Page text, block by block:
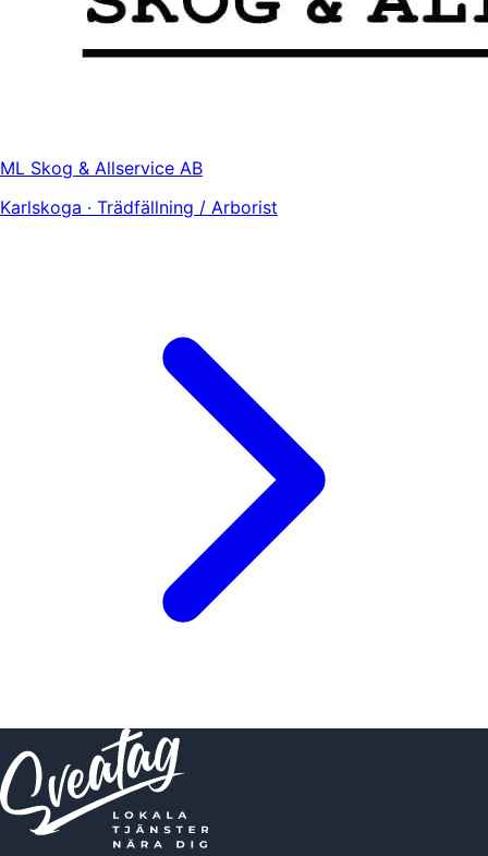
ML Skog & Allservice AB
Karlskoga · Trädfällning / Arborist